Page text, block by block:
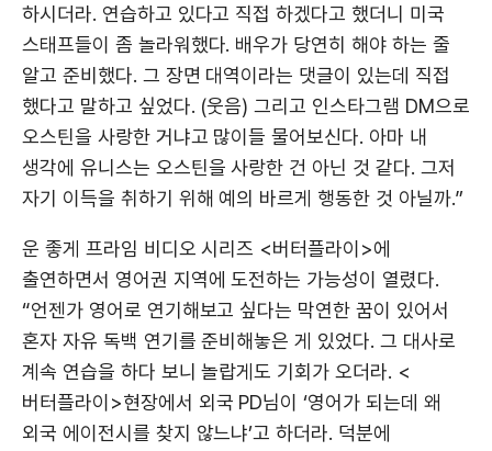
하시더라. 연습하고 있다고 직접 하겠다고 했더니 미국
스태프들이 좀 놀라워했다. 배우가 당연히 해야 하는 줄
알고 준비했다. 그 장면 대역이라는 댓글이 있는데 직접
했다고 말하고 싶었다. (웃음) 그리고 인스타그램 DM으로
오스틴을 사랑한 거냐고 많이들 물어보신다. 아마 내
생각에 유니스는 오스틴을 사랑한 건 아닌 것 같다. 그저
자기 이득을 취하기 위해 예의 바르게 행동한 것 아닐까.”
운 좋게 프라임 비디오 시리즈 <버터플라이>에
출연하면서 영어권 지역에 도전하는 가능성이 열렸다.
“언젠가 영어로 연기해보고 싶다는 막연한 꿈이 있어서
혼자 자유 독백 연기를 준비해놓은 게 있었다. 그 대사로
계속 연습을 하다 보니 놀랍게도 기회가 오더라. <
버터플라이>현장에서 외국 PD님이 ‘영어가 되는데 왜
외국 에이전시를 찾지 않느냐’고 하더라. 덕분에